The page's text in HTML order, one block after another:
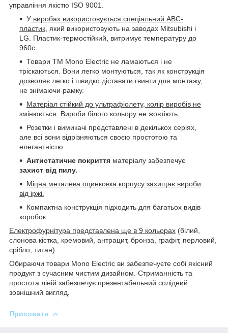
управління якістю ISO 9001.
У виробах використовується спеціальний АВС-
пластик, який використовують на заводах Mitsubishi і
LG. Пластик-термостійкий, витримує температуру до
960с.
Товари ТМ Mono Electric не ламаються і не
тріскаються. Вони легко монтуються, так як конструкція
дозволяє легко і швидко діставати гвинти для монтажу,
не знімаючи рамку.
Матеріал стійкий до ультрафіолету, колір виробів не
змінюється. Вироби білого кольору не жовтіють.
Розетки і вимикачі представлені в декількох серіях,
але всі вони відрізняються своєю простотою та
елегантністю.
Антистатичне покриття матеріалу забезпечує
захист від пилу.
Міцна металева оцинковка корпусу захищає вироби
від іржі.
Компактна конструкція підходить для багатьох видів
коробок.
Електрофурнітура представлена ще в 9 кольорах (білий,
слонова кістка, кремовий, антрацит, бронза, графіт, перловий,
срібло, титан).
Обираючи товари Mono Electric ви забезпечуєте собі якісний
продукт з сучасним чистим дизайном. Стриманність та
простота ліній забезпечує презентабельний солідний
зовнішний вигляд.
Приховати